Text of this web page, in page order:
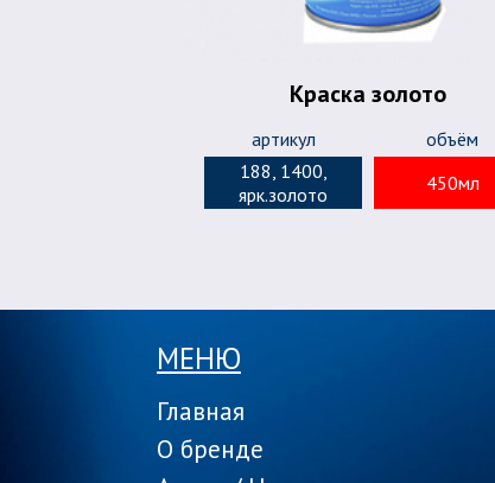
Краска золото
артикул
объём
188, 1400,
ярк.золото
450мл
МЕНЮ
Главная
О бренде